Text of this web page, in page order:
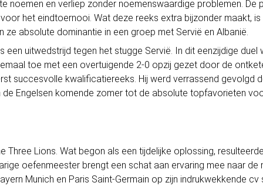
noemen en verliep zonder noemenswaardige problemen. De
het eindtoernooi. Wat deze reeks extra bijzonder maakt,
absolute dominantie in een groep met Servië en Albanië.
uitwedstrijd tegen het stugge Servië. In dit eenzijdige duel
toe met een overtuigende 2-0 opzij gezet door de
succesvolle kwalificatiereeks. Hij werd verrassend gevolgd
Engelsen komende zomer tot de absolute topfavorieten
Three Lions. Wat begon als een tijdelijke oplossing,
oefenmeester brengt een schat aan ervaring mee naar de
Munich en Paris Saint-Germain op zijn indrukwekkende cv